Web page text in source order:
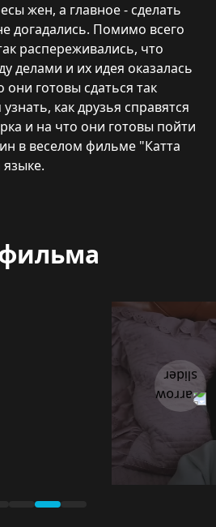
жен, а главное - сделать
догадались. Помимо всего
распереживались, что
делами и их идея оказалась
они готовы сдаться так
как друзья справятся
и на что они готовы пойти
в веселом фильме "Катта
языке.